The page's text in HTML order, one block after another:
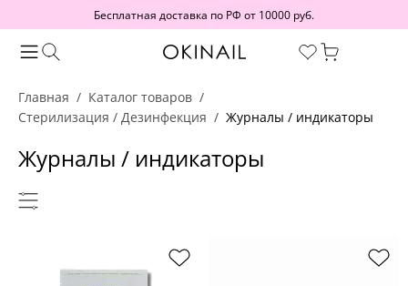
Бесплатная доставка по РФ от 10000 руб.
Главная
Каталог товаров
Стерилизация / Дезинфекция
Журналы / индикаторы
Журналы / индикаторы